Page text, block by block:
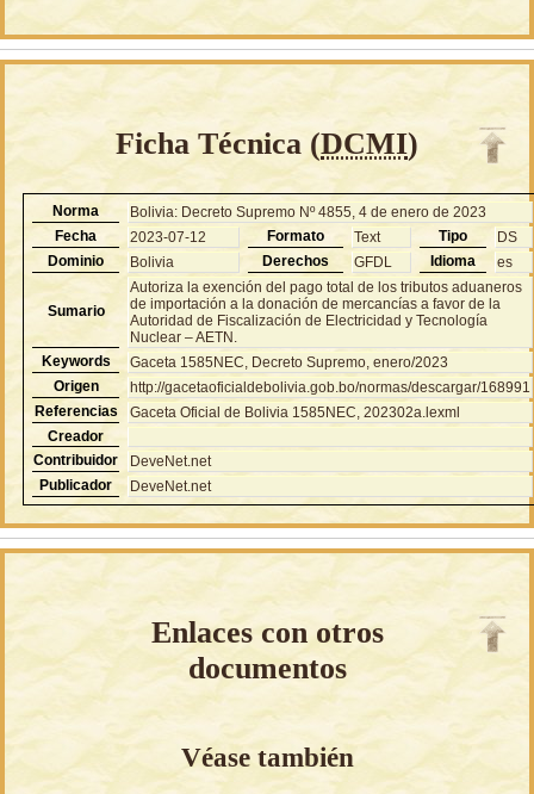
Ficha Técnica (DCMI)
Norma
Bolivia: Decreto Supremo Nº 4855, 4 de enero de 2023
Fecha
2023-07-12 Formato Text Tipo
DS
Dominio
Bolivia Derechos GFDL Idioma es
Sumario
Autoriza la exención del pago total de los tributos aduaneros
de importación a la donación de mercancías a favor de la
Autoridad de Fiscalización de Electricidad y Tecnología
Nuclear – AETN.
Keywords
Gaceta 1585NEC, Decreto Supremo, enero/2023
Origen
http://gacetaoficialdebolivia.gob.bo/normas/descargar/168991
Referencias
Gaceta Oficial de Bolivia 1585NEC, 202302a.lexml
Creador
Contribuidor
DeveNet.net
Publicador
DeveNet.net
Enlaces con otros
documentos
Véase también